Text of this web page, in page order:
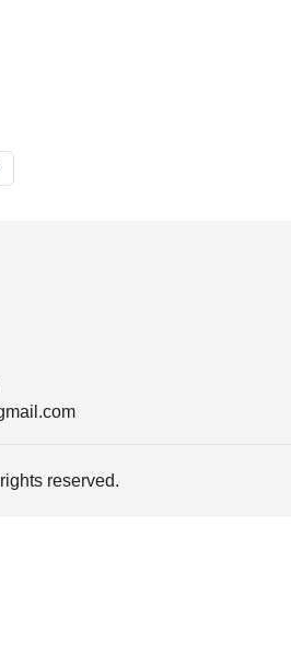
reserved.